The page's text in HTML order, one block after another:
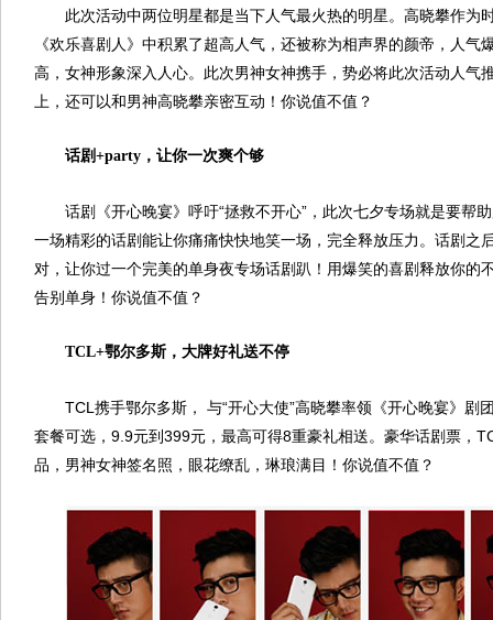
此次活动中两位明星都是当下人气最火热的明星。高晓攀作为
《欢乐喜剧人》中积累了超高人气，还被称为相声界的颜帝，人气
高，女神形象深入人心。此次男神女神携手，势必将此次活动人气
上，还可以和男神高晓攀亲密互动！你说值不值？
话剧+party，让你一次爽个够
话剧《开心晚宴》呼吁“拯救不开心”，此次七夕专场就是要帮
一场精彩的话剧能让你痛痛快快地笑一场，完全释放压力。话剧之
对，让你过一个完美的单身夜专场话剧趴！用爆笑的喜剧释放你的
告别单身！你说值不值？
TCL+鄂尔多斯，大牌好礼送不停
TCL携手鄂尔多斯， 与“开心大使”高晓攀率领《开心晚宴》剧
套餐可选，9.9元到399元，最高可得8重豪礼相送。豪华话剧票，
品，男神女神签名照，眼花缭乱，琳琅满目！你说值不值？